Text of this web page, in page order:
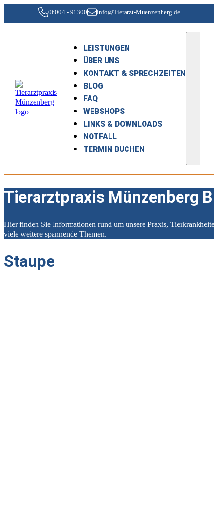
06004 - 91300 info@Tierarzt-Muenzenberg.de
LEISTUNGEN
ÜBER UNS
KONTAKT & SPRECHZEITEN
BLOG
FAQ
WEBSHOPS
LINKS & DOWNLOADS
NOTFALL
TERMIN BUCHEN
Tierarztpraxis Münzenberg
Hier finden Sie Informationen rund um unsere Praxis,
viele weitere spannende Themen.
Staupe